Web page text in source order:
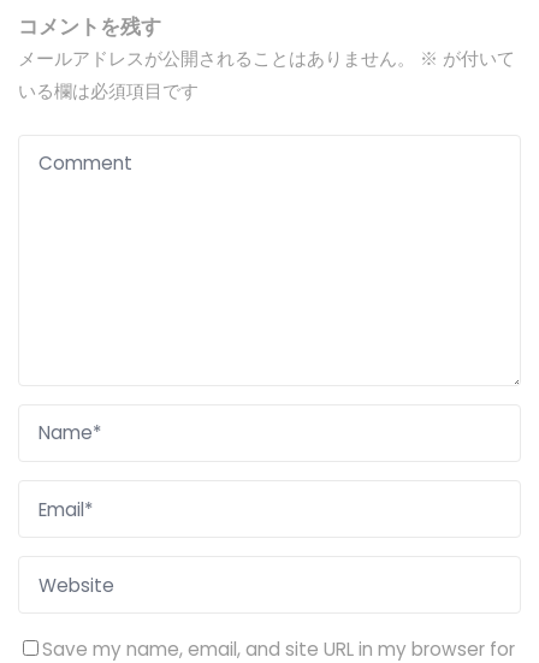
コメントを残す
メールアドレスが公開されることはありません。 ※ が付いて
いる欄は必須項目です
Save my name, email, and site URL in my browser for